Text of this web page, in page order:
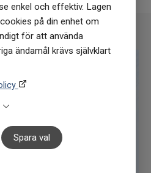
enkel och effektiv. Lagen
på din enhet om
för att använda
ändamål krävs självklart
Spara val